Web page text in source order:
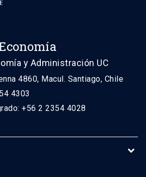
y Administración UC
4860, Macul. Santiago, Chile
4303
+56 2 2354 4028